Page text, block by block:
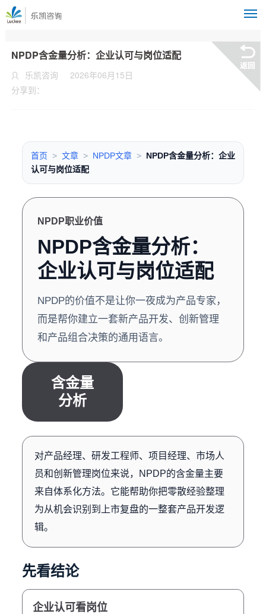
NPDP含金量分析：企业认可与岗位适配
乐凯咨询
2026年06月15日
分享到：
首页 > 文章 > NPDP文章 > NPDP含金量分析：企业
认可与岗位适配
NPDP职业价值
NPDP含金量分析：
企业认可与岗位适配
NPDP的价值不是让你一夜成为产品专家，
而是帮你建立一套新产品开发、创新管理
和产品组合决策的通用语言。
含金量
分析
对产品经理、研发工程师、项目经理、市场人
员和创新管理岗位来说，NPDP的含金量主要
来自体系化方法。它能帮助你把零散经验整理
为从机会识别到上市复盘的一整套产品开发逻
辑。
先看结论
企业认可看岗位